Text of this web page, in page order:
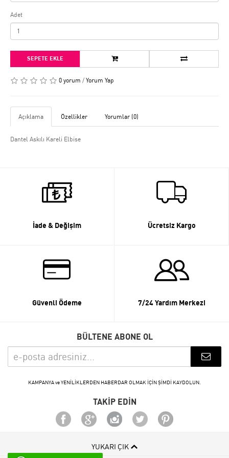
Adet
SEPETE EKLE
0 yorum / Yorum Yap
Açıklama Özellikler Yorumlar (0)
Dantel Askılı Kareli Elbise
İade & Değişim Ücretsiz Kargo
Güvenli Ödeme 7/24 Yardım Merkezi
BÜLTENE ABONE OL
KAMPANYA ve YENİLİKLERDEN HABERDAR OLMAK İÇİN ŞİMDİ KAYDOLUN.
TAKİP EDİN
YUKARI ÇIK